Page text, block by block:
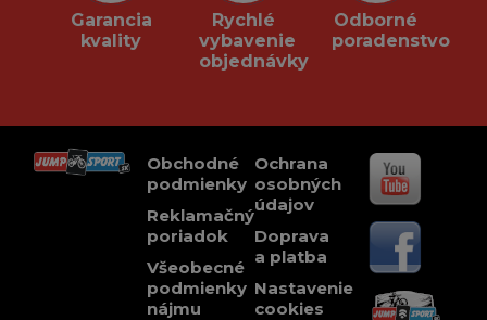
Garancia
kvality
Rychlé
vybavenie
objednávky
Odborné
poradenstvo
Obchodné
podmienky
Reklamačný
poriadok
Všeobecné
podmienky
nájmu
Ochrana
osobných
údajov
Doprava
a platba
Nastavenie
cookies